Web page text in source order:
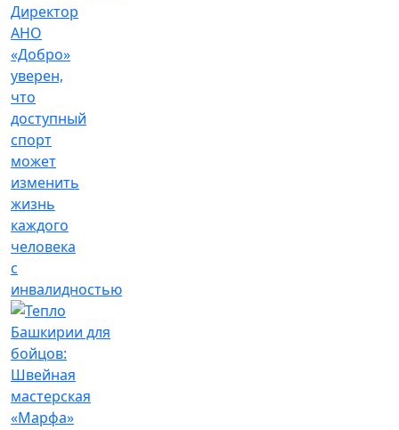
Директор
АНО
«Добро»
уверен,
что
доступный
спорт
может
изменить
жизнь
каждого
человека
с
инвалидностью